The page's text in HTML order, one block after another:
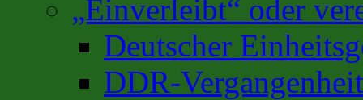
„Einverleibt“ oder
Deutscher
DDR-Vergangenheit